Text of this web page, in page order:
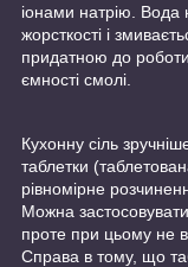
іонами натрію. Вода
жорсткості і
придатною до
ємності смолі.
Кухонну сіль
таблетки
рівномірне
Можна застосовувати
проте при цьому не
Справа в тому, що